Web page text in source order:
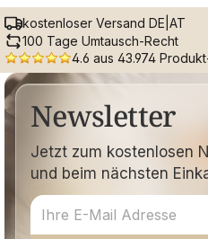
kostenloser Versand DE|AT
100 Tage Umtausch-Recht
4.6 aus 43.974
Newsletter
Jetzt zum kostenlosen
und beim nächsten